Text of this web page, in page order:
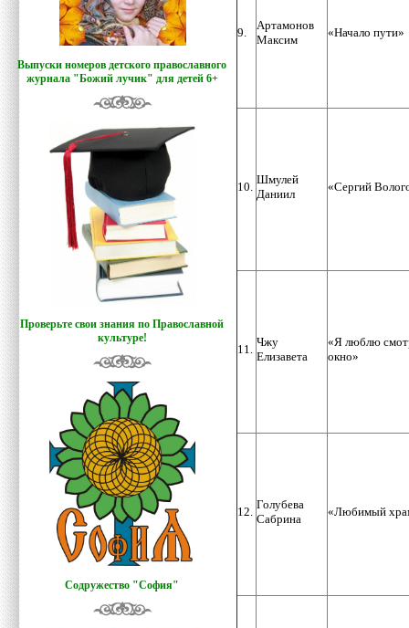
Выпуски номеров детского православного
журнала "Божий лучик" для детей 6+
Проверьте свои знания по Православной
культуре!
Содружество "София"
9.
Артамонов
Максим
«Начало пути»
10.
Шмулей
Даниил
«Сергий
11.
Чжу
Елизавета
«Я люблю
окно»
12.
Голубева
Сабрина
«Любимый